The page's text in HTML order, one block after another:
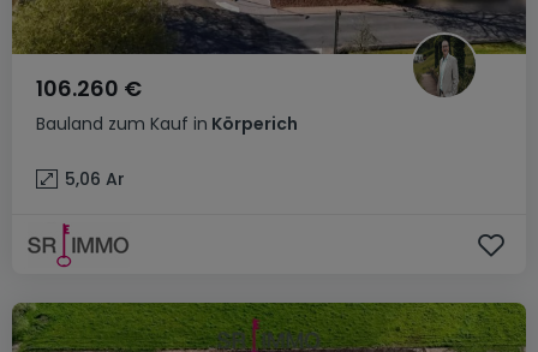
Bauland zum Kauf in Körperich
106.260 €
5,06 Ar